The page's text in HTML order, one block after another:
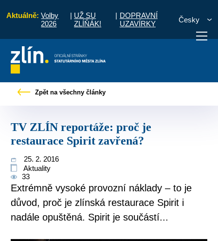
Aktuálně: Volby
2026
| UŽ SU
ZLÍŇÁK!
| DOPRAVNÍ
UZAVÍRKY
Česky
vyřídit Potřebuji zaplatit
Zpět na všechny články
TV ZLÍN reportáže: proč je
restaurace Spirit zavřená?
25. 2. 2016
Aktuality
33
Extrémně vysoké provozní náklady – to je
důvod, proč je zlínská restaurace Spirit i
nadále opuštěná. Spirit je součástí...